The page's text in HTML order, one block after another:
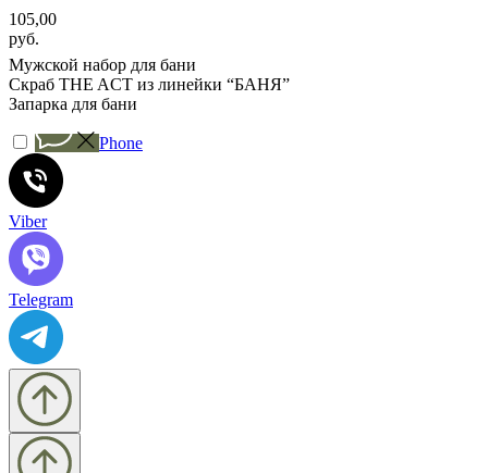
105,00
руб.
Мужской набор для бани
Скраб THE ACT из линейки “БАНЯ”
Запарка для бани
Phone
Viber
Telegram